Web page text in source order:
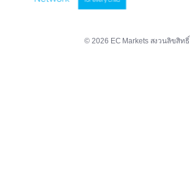
© 2026 EC Markets สงวนลิขสิทธิ์